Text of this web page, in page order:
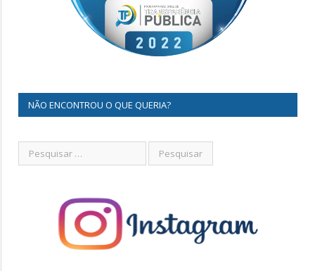
NÃO ENCONTROU O QUE QUERIA?